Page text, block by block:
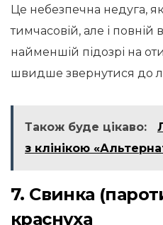
Це небезпечна недуга,
тимчасовій, але і повній
найменшій підозрі на
швидше звернутися до
Також буде цікаво:
з клінікою
7. Свинка
краснуха